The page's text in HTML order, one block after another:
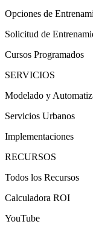
Opciones de
Solicitud de
Cursos Programados
SERVICIOS
Modelado y
Servicios Urbanos
Implementaciones
RECURSOS
Todos los Recursos
Calculadora ROI
YouTube